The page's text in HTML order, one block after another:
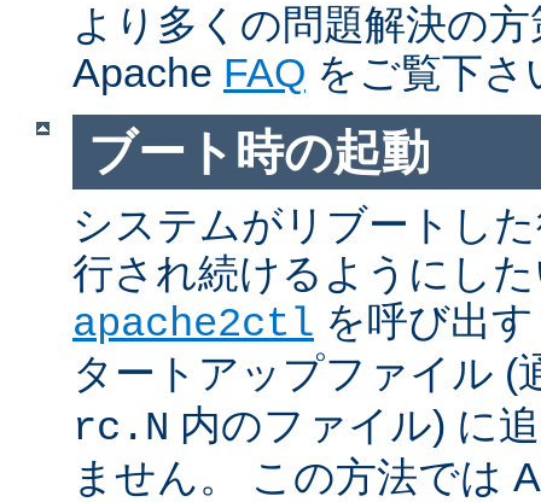
より多くの問題解決の
Apache FAQ をご覧下さ
ブート時の起動
システムがリブートし
行され続けるようにし
apache2ctl を呼び出
タートアップファイル (
rc.N 内のファイル) に
ません。 この方法では